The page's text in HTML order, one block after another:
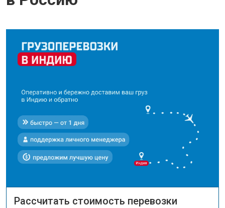
Рассчитать стоимость перевозки